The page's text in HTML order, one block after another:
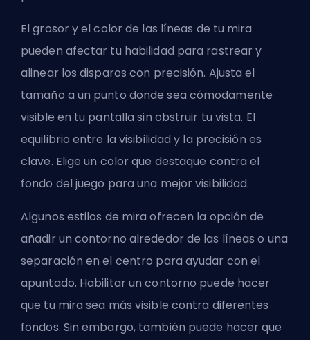
El grosor y el color de las líneas de tu mira
pueden afectar tu habilidad para rastrear y
alinear los disparos con precisión. Ajusta el
tamaño a un punto donde sea cómodamente
visible en tu pantalla sin obstruir tu vista. El
equilibrio entre la visibilidad y la precisión es
clave. Elige un color que destaque contra el
fondo del juego para una mejor visibilidad.
Algunos estilos de mira ofrecen la opción de
añadir un contorno alrededor de las líneas o una
separación en el centro para ayudar con el
apuntado. Habilitar un contorno puede hacer
que tu mira sea más visible contra diferentes
fondos. Sin embargo, también puede hacer que